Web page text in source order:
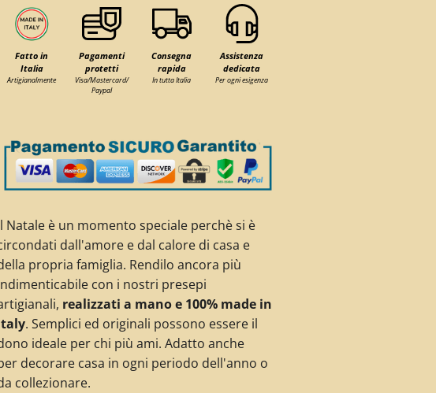
Fatto in
Italia
Artigianalmente
Pagamenti
protetti
Visa/Mastercard/
Paypal
Consegna
rapida
In tutta Italia
Assistenza
dedicata
Per ogni esigenza
Natale è un momento speciale perchè si è
dall'amore e dal calore di casa e
propria famiglia. Rendilo ancora più
con i nostri presepi
realizzati a mano e 100% made in
. Semplici ed originali possono essere il
ideale per chi più ami. Adatto anche
decorare casa in ogni periodo dell'anno o
collezionare.